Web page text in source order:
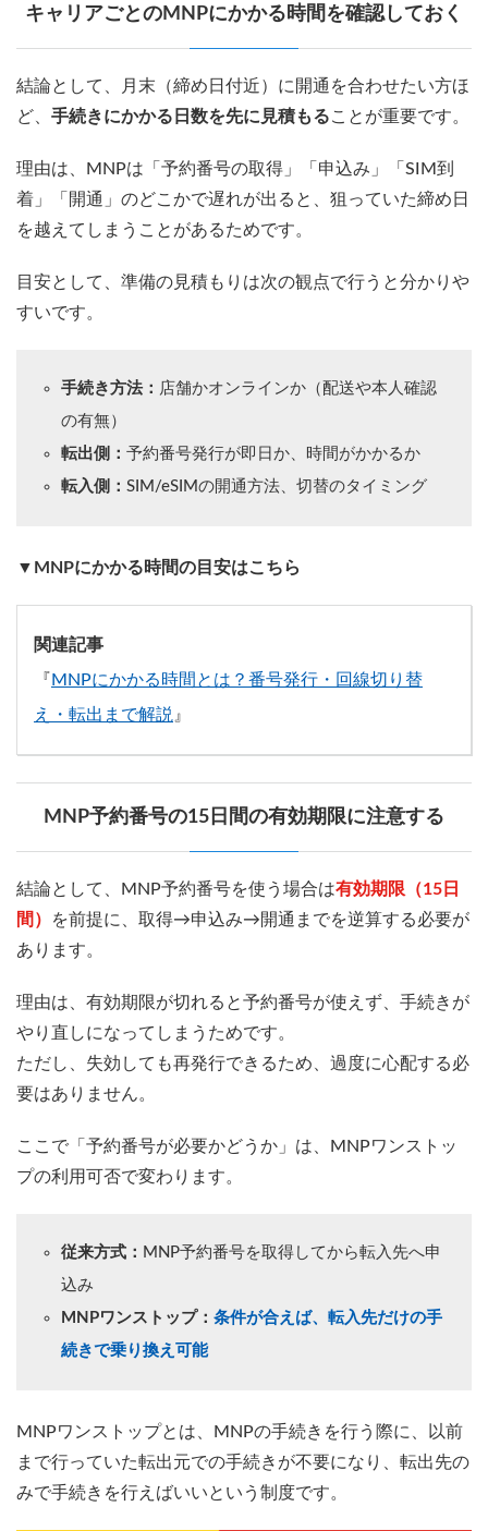
キャリアごとのMNPにかかる時間を確認しておく
結論として、月末（締め日付近）に開通を合わせたい方ほ
ど、 手続きにかかる日数を先に見積もることが重要です。
理由は、MNPは「予約番号の取得」「申込み」「SIM到
着」「開通」のどこかで遅れが出ると、狙っていた締め日
を越えてしまうことがあるためです。
目安として、準備の見積もりは次の観点で行うと分かりや
すいです。
手続き方法： 店舗かオンラインか（配送や本人確認
の有無）
転出側： 予約番号発行が即日か、時間がかかるか
転入側： SIM/eSIMの開通方法、切替のタイミング
▼MNPにかかる時間の目安はこちら
関連記事
『 MNPにかかる時間とは？番号発行・回線切り替
え・転出まで解説 』
MNP予約番号の15日間の有効期限に注意する
結論として、MNP予約番号を使う場合は有効期限（15日
間）
を前提に、取得→申込み→開通までを逆算する必要が
あります。
理由は、有効期限が切れると予約番号が使えず、手続きが
やり直しになってしまうためです。
ただし、失効しても再発行できるため、過度に心配する必
要はありません。
ここで「予約番号が必要かどうか」は、MNPワンストッ
プの利用可否で変わります。
従来方式： MNP予約番号を取得してから転入先へ申
込み
MNPワンストップ： 条件が合えば、転入先だけの手
続きで乗り換え可能
MNPワンストップとは、MNPの手続きを行う際に、以前
まで行っていた転出元での手続きが不要になり、転出先の
みで手続きを行えばいいという制度です。